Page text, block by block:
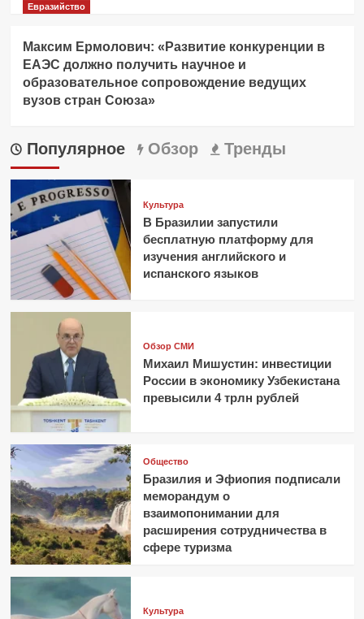
Евразийство
Максим Ермолович: «Развитие конкуренции в
ЕАЭС должно получить научное и
образовательное сопровождение ведущих
вузов стран Союза»
Популярное Обзор Тренды
Культура
В Бразилии запустили
бесплатную платформу для
изучения английского и
испанского языков
Обзор СМИ
Михаил Мишустин: инвестиции
России в экономику Узбекистана
превысили 4 трлн рублей
Общество
Бразилия и Эфиопия подписали
меморандум о
взаимопонимании для
расширения сотрудничества в
сфере туризма
Культура